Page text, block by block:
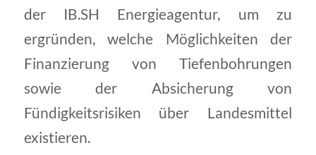
der IB.SH Energieagentur, um zu
ergründen, welche Möglichkeiten der
Finanzierung von Tiefenbohrungen
sowie der Absicherung von
Fündigkeitsrisiken über Landesmittel
existieren.